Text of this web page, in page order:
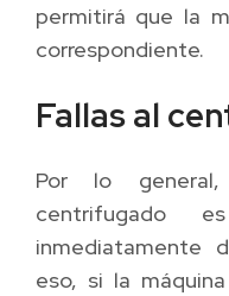
permitirá que la
correspondiente.
Fallas al
Por lo
inmediatamente
eso, si la